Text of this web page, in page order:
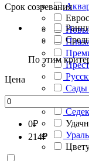
Сады
Седек
Срок созревания
По этим
Цена
0₽
214₽